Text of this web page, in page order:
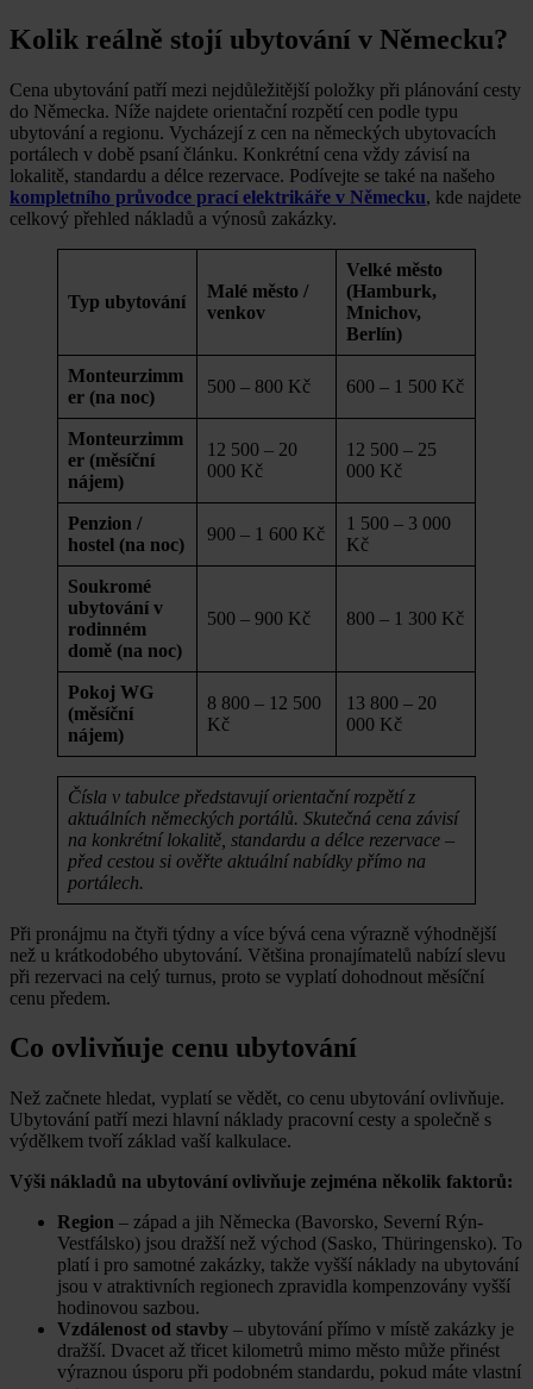
Kolik reálně stojí ubytování v Německu?
Cena ubytování patří mezi nejdůležitější položky při plánování cesty
do Německa. Níže najdete orientační rozpětí cen podle typu
ubytování a regionu. Vycházejí z cen na německých ubytovacích
portálech v době psaní článku. Konkrétní cena vždy závisí na
lokalitě, standardu a délce rezervace. Podívejte se také na našeho
kompletního průvodce prací elektrikáře v Německu, kde najdete
celkový přehled nákladů a výnosů zakázky.
Typ ubytování
Malé město /
venkov
Velké město
(Hamburk,
Mnichov,
Berlín)
Monteurzimm
er (na noc)
500 – 800 Kč 600 – 1 500 Kč
Monteurzimm
er (měsíční
nájem)
12 500 – 20
000 Kč
12 500 – 25
000 Kč
Penzion /
hostel (na noc)
900 – 1 600 Kč
1 500 – 3 000
Kč
Soukromé
ubytování v
rodinném
domě (na noc)
500 – 900 Kč 800 – 1 300 Kč
Pokoj WG
(měsíční
nájem)
8 800 – 12 500
Kč
13 800 – 20
000 Kč
Čísla v tabulce představují orientační rozpětí z
aktuálních německých portálů. Skutečná cena závisí
na konkrétní lokalitě, standardu a délce rezervace –
před cestou si ověřte aktuální nabídky přímo na
portálech.
Při pronájmu na čtyři týdny a více bývá cena výrazně výhodnější
než u krátkodobého ubytování. Většina pronajímatelů nabízí slevu
při rezervaci na celý turnus, proto se vyplatí dohodnout měsíční
cenu předem.
Co ovlivňuje cenu ubytování
Než začnete hledat, vyplatí se vědět, co cenu ubytování ovlivňuje.
Ubytování patří mezi hlavní náklady pracovní cesty a společně s
výdělkem tvoří základ vaší kalkulace.
Výši nákladů na ubytování ovlivňuje zejména několik faktorů:
Region – západ a jih Německa (Bavorsko, Severní Rýn-
Vestfálsko) jsou dražší než východ (Sasko, Thüringensko). To
platí i pro samotné zakázky, takže vyšší náklady na ubytování
jsou v atraktivních regionech zpravidla kompenzovány vyšší
hodinovou sazbou.
Vzdálenost od stavby – ubytování přímo v místě zakázky je
dražší. Dvacet až třicet kilometrů mimo město může přinést
výraznou úsporu při podobném standardu, pokud máte vlastní